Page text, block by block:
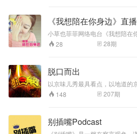
没有枯燥的财务报
表分析，更不存在
拗口的专业术语，
用最生动的讲述方
在数字底层的惊天
秘密。
《我想陪在你身边》直
小草也菲菲网络电台《我想陪在
28
28期
脱口而出
以京味儿秀最具看点，以地道的
148
207期
别插嘴Podcast